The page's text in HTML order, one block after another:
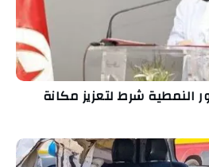
النمطية شرط لتعزيز مكانة